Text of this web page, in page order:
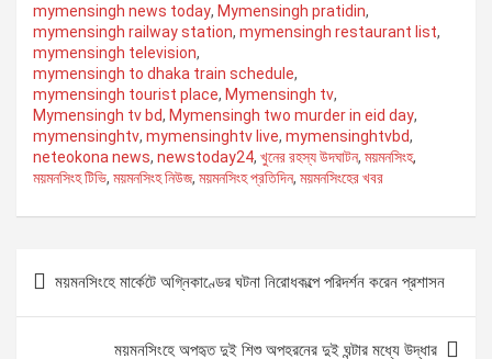
mymensingh news today, Mymensingh pratidin,
mymensingh railway station, mymensingh restaurant list,
mymensingh television,
mymensingh to dhaka train schedule,
mymensingh tourist place, Mymensingh tv,
Mymensingh tv bd, Mymensingh two murder in eid day,
mymensinghtv, mymensinghtv live, mymensinghtvbd,
neteokona news, newstoday24, খুনের রহস্য উদঘাটন, ময়মনসিংহ,
ময়মনসিংহ টিভি, ময়মনসিংহ নিউজ, ময়মনসিংহ প্রতিদিন, ময়মনসিংহের খবর
ময়মনসিংহে মার্কেটে অগ্নিকাণ্ডের ঘটনা নিরোধকল্পে পরিদর্শন করেন প্রশাসন
ময়মনসিংহে অপহৃত দুই শিশু অপহরনের দুই ঘন্টার মধ্যে উদ্ধার